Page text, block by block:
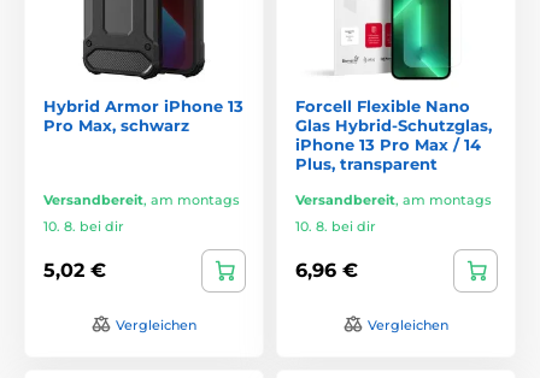
Hybrid Armor iPhone 13
Pro Max, schwarz
Versandbereit, am montags
10. 8. bei dir
5,02 €
Vergleichen
Forcell Flexible Nano
Glas Hybrid-Schutzglas,
iPhone 13 Pro Max / 14
Plus, transparent
Versandbereit, am montags
10. 8. bei dir
6,96 €
Vergleichen